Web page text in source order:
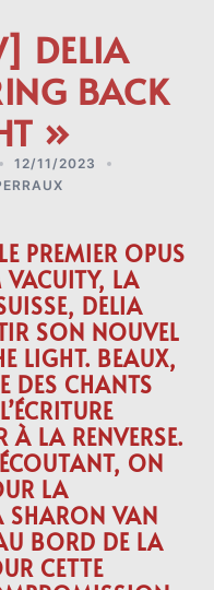
DELIA
BACK
»
12/11/2023
PREMIER OPUS
LA
DELIA
SON NOUVEL
LIGHT. BEAUX,
DES CHANTS
À LA RENVERSE.
ON
LA
SHARON VAN
BORD DE LA
CETTE